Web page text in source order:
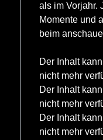
als im Vorjahr.
Momente und
beim
Der Inhalt
nicht mehr
Der Inhalt
nicht mehr
Der Inhalt
nicht mehr